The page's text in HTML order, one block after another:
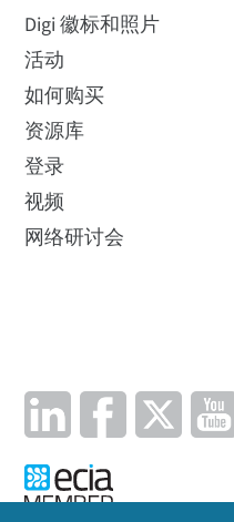
Digi 徽标和照片
活动
如何购买
资源库
登录
视频
网络研讨会